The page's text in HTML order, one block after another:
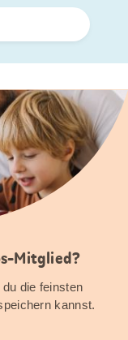
Mitglied?
die feinsten
kannst.